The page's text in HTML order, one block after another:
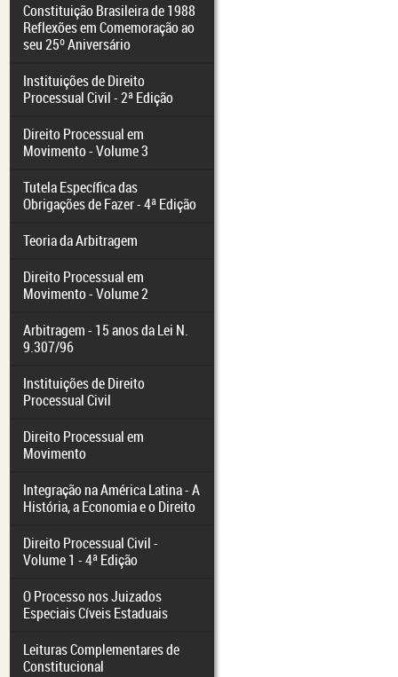
Constituição Brasileira de 1988
Reflexões em Comemoração ao
seu 25º Aniversário
Instituições de Direito
Processual Civil - 2ª Edição
Direito Processual em
Movimento - Volume 3
Tutela Específica das
Obrigações de Fazer - 4ª Edição
Teoria da Arbitragem
Direito Processual em
Movimento - Volume 2
Arbitragem - 15 anos da Lei N.
9.307/96
Instituições de Direito
Processual Civil
Direito Processual em
Movimento
Integração na América Latina - A
História, a Economia e o Direito
Direito Processual Civil -
Volume 1 - 4ª Edição
O Processo nos Juizados
Especiais Cíveis Estaduais
Leituras Complementares de
Constitucional